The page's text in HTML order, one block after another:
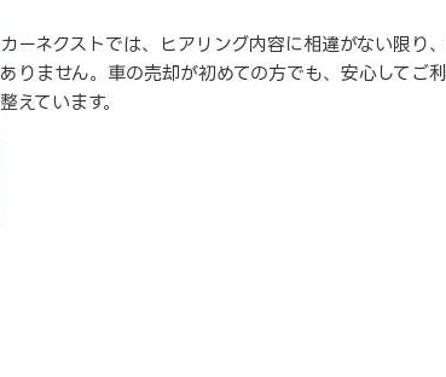
カーネクストでは、ヒアリング内容に相違がない限り
ありません。車の売却が初めての方でも、安心してご
整えています。